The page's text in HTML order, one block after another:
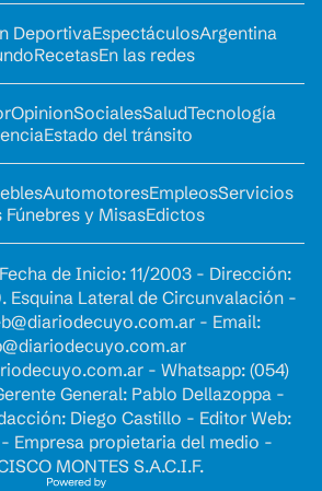
DeportivaEspectáculosArgentina
RecetasEn las redes
OpinionSocialesSaludTecnología
Estado del tránsito
AutomotoresEmpleosServicios
Fúnebres y MisasEdictos
de Inicio: 11/2003 - Dirección:
Esquina Lateral de Circunvalación -
- Email:
- Whatsapp: (054)
General: Pablo Dellazoppa -
Diego Castillo - Editor Web:
Empresa propietaria del medio -
MONTES S.A.C.I.F.